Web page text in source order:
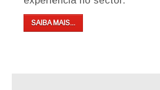
SAIBA MAIS...